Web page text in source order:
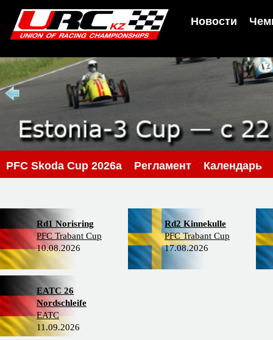
Новости
PFC Skoda Cup 2026a Регламент Календарь
Rd1 Norisring
PFC Trabant Cup
10.08.2026
Rd2 Kinnekulle
PFC Trabant Cup
17.08.2026
EATC 26
Nordschleife
EATC
11.09.2026